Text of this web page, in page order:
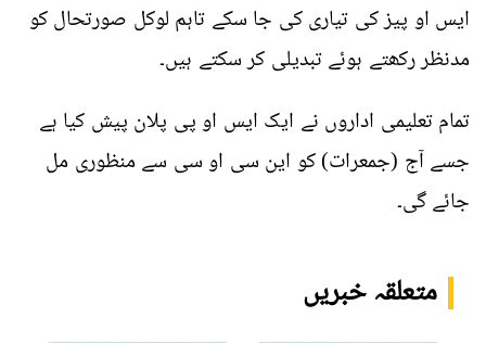
ایس او پیز کی تیاری کی جا سکے تاہم لوکل صورتحال کو
مدنظر رکھتے ہوئے تبدیلی کر سکتے ہیں۔
تمام تعلیمی اداروں نے ایک ایس او پی پلان پیش کیا ہے
جسے آج (جمعرات) کو این سی او سی سے منظوری مل
جائے گی۔
متعلقہ خبریں